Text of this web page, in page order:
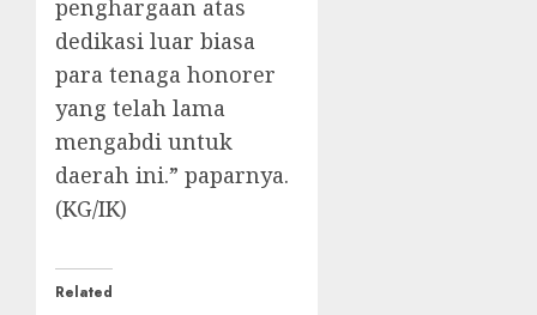
penghargaan atas
dedikasi luar biasa
para tenaga honorer
yang telah lama
mengabdi untuk
daerah ini.” paparnya.
(KG/IK)
Related